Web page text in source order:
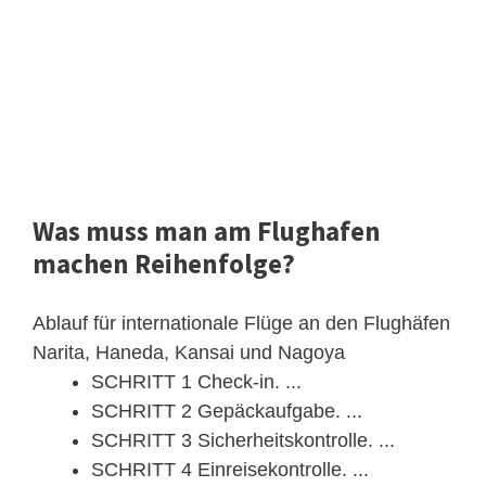
Was muss man am Flughafen
machen Reihenfolge?
Ablauf für internationale Flüge an den Flughäfen
Narita, Haneda, Kansai und Nagoya
SCHRITT 1 Check-in. ...
SCHRITT 2 Gepäckaufgabe. ...
SCHRITT 3 Sicherheitskontrolle. ...
SCHRITT 4 Einreisekontrolle. ...